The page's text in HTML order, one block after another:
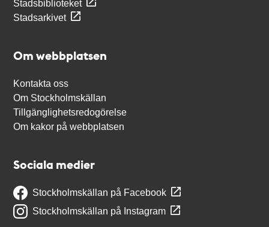
Stadsbiblioteket
Stadsarkivet
Om webbplatsen
Kontakta oss
Om Stockholmskällan
Tillgänglighetsredogörelse
Om kakor på webbplatsen
Sociala medier
Stockholmskällan på Facebook
Stockholmskällan på Instagram